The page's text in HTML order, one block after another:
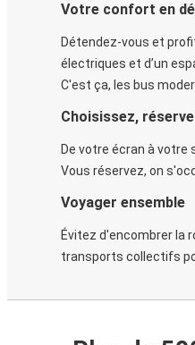
Votre confort en
Détendez-vous et
électriques et d’un
C'est ça, les bus
Choisissez,
De votre écran à votre
Vous réservez, on
Voyager ensemble
Évitez d'encombrer la
transports collectifs